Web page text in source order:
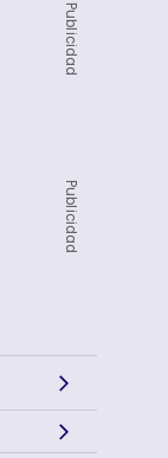
Publicidad
Publicidad